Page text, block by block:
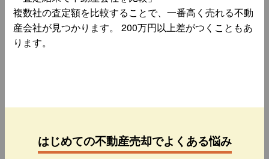
複数社の査定額を比較することで、一番高く売れる不動
産会社が見つかります。 200万円以上差がつくこともあ
ります。
はじめての不動産売却でよくある悩み